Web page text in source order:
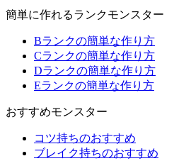
簡単に作れるランクモンスター
Bランクの簡単な作り方
Cランクの簡単な作り方
Dランクの簡単な作り方
Eランクの簡単な作り方
おすすめモンスター
コツ持ちのおすすめ
ブレイク持ちのおすすめ